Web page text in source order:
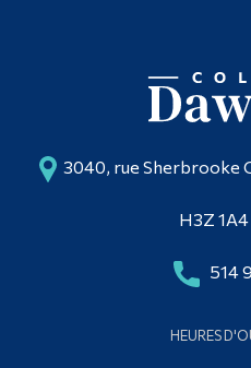
3040, rue Sherbrooke
H3Z 1A4
514
HEURES